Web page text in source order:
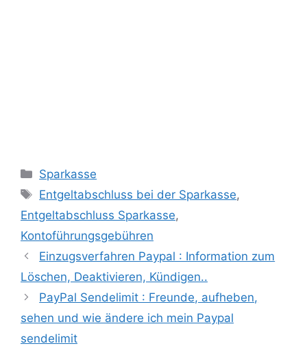
Categories
Sparkasse
Tags
Entgeltabschluss bei der Sparkasse,
Entgeltabschluss Sparkasse,
Kontoführungsgebühren
Einzugsverfahren Paypal : Information zum
Löschen, Deaktivieren, Kündigen..
PayPal Sendelimit : Freunde, aufheben,
sehen und wie ändere ich mein Paypal
sendelimit